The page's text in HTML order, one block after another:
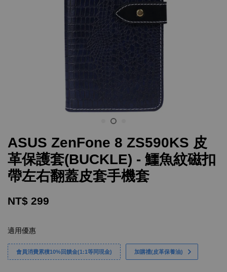
ASUS ZenFone 8 ZS590KS 皮
革保護套(BUCKLE) - 鱷魚紋磁扣
帶左右翻蓋皮套手機套
NT$ 299
適用優惠
會員消費累積10%回饋金(1:1等同現金) 加購禮(皮革保養油)